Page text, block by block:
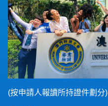
(按申請人報讀所持證件劃分)